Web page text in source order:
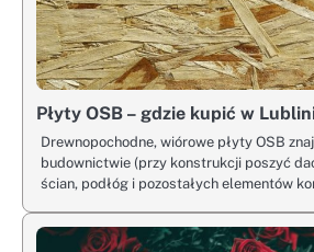
Płyty OSB – gdzie kupić w
Drewnopochodne, wiórowe płyty OSB
budownictwie (przy konstrukcji poszyć
ścian, podłóg i pozostałych elementów